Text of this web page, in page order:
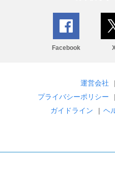
Facebook
運営会社 |
プライバシーポリシー
|
ガイドライン
| ヘ